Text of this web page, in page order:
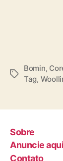
T
Bomin,
Tag,
Sobre
Anuncie aqui
Contato